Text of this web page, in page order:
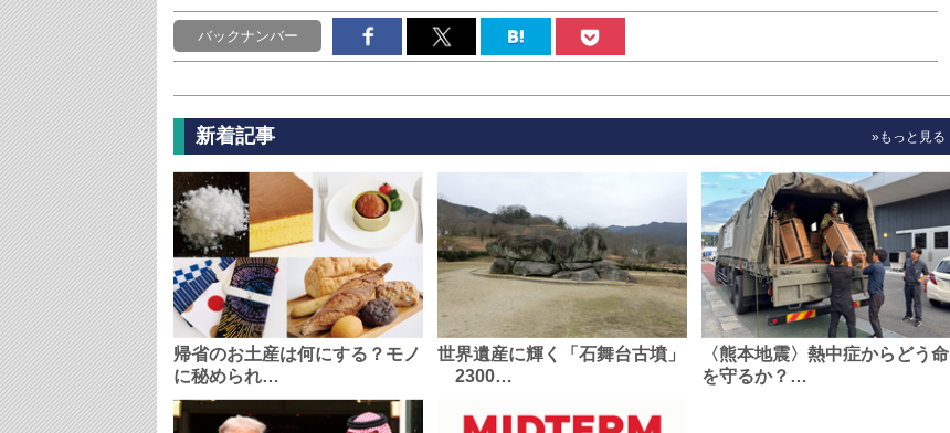
バックナンバー
新着記事 »もっと見る
帰省のお土産は何にする？モノ
に秘められ…
世界遺産に輝く「石舞台古墳」
2300…
〈熊本地震〉熱中症からどう命
を守るか？…